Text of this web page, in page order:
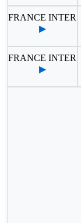
FRANCE INTER
▶
FRANCE INTER
▶